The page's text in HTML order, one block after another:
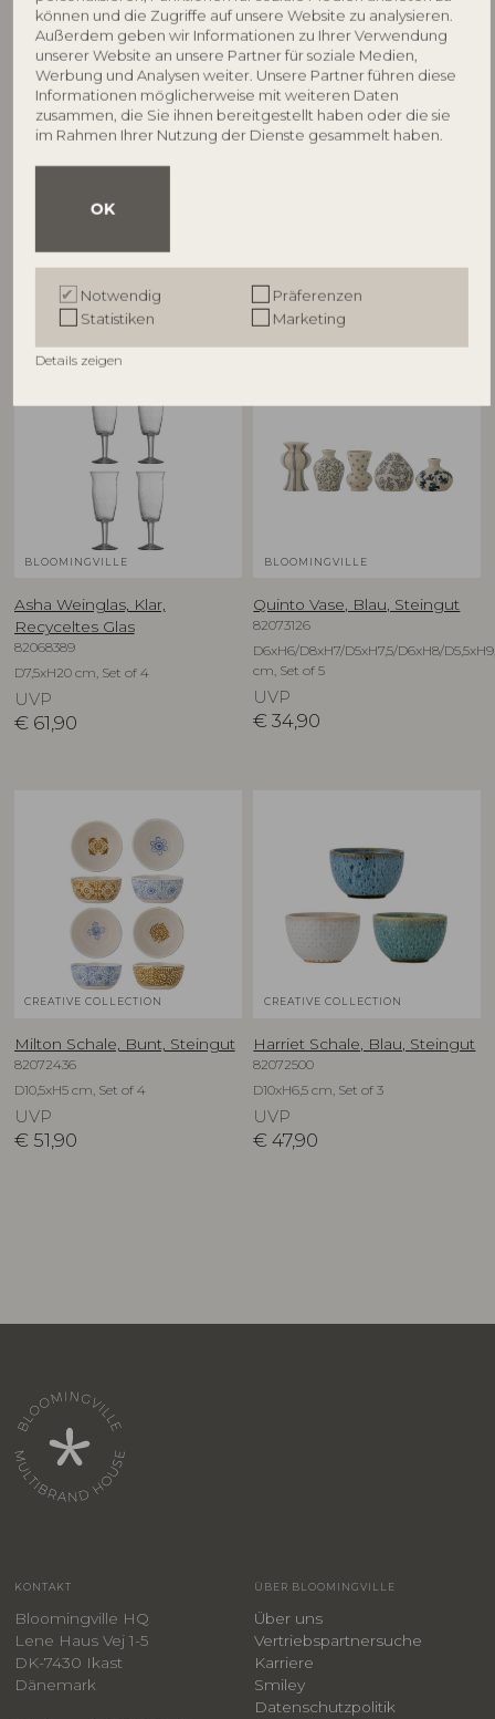
können und die Zugriffe auf unsere Website zu analysieren.
Außerdem geben wir Informationen zu Ihrer Verwendung
unserer Website an unsere Partner für soziale Medien,
Werbung und Analysen weiter. Unsere Partner führen diese
Informationen möglicherweise mit weiteren Daten
zusammen, die Sie ihnen bereitgestellt haben oder die sie
im Rahmen Ihrer Nutzung der Dienste gesammelt haben.
OK
Notwendig
Präferenzen
Statistiken
Marketing
Details zeigen
BLOOMINGVILLE
Taurin Weinglas, Klar, Glas
82060802
D9xH15,5 cm
UVP
BLOOMINGVILLE
Florentine Weinglas, Braun,
Recyceltes Glas
82057723
D8xH10 cm
Andere Kunden kauften auch
BLOOMINGVILLE
Asha Weinglas, Klar,
Recyceltes Glas
82068389
D7,5xH20 cm, Set of 4
UVP
€ 61,90
BLOOMINGVILLE
Quinto Vase, Blau, Steingut
82073126
D6xH6/D8xH7/D5xH7,5/D6xH8/
cm, Set of 5
UVP
€ 34,90
CREATIVE COLLECTION
Milton Schale, Bunt, Steingut
82072436
D10,5xH5 cm, Set of 4
UVP
€ 51,90
CREATIVE COLLECTION
Harriet Schale, Blau, Steingut
82072500
D10xH6,5 cm, Set of 3
UVP
€ 47,90
KONTAKT
Bloomingville HQ
Lene Haus Vej 1-5
DK-7430 Ikast
Dänemark
ÜBER BLOOMINGVILLE
Über uns
Vertriebspartnersuche
Karriere
Smiley
​Datenschutzpolitik